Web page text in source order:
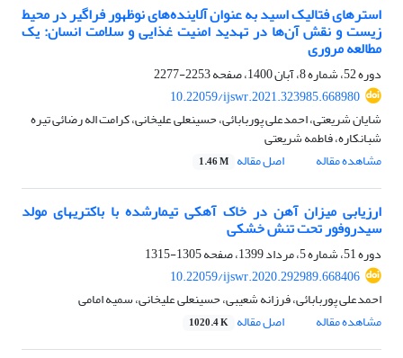
استرهای فتالیک اسید به عنوان آلاینده‌های نوظهور فراگیر در محیط
زیست و نقش آن‌ها در تهدید امنیت غذایی و سلامت انسان: یک
مطالعه مروری
دوره 52، شماره 8، آبان 1400، صفحه
2253-2277
10.22059/ijswr.2021.323985.668980
شایان شریعتی، احمدعلی پوربابائی، حسینعلی علیخانی، کرامت اله رضائی تیره
شبانکاره، فاطمه شریعتی
مشاهده مقاله
اصل مقاله 1.46 M
ارزیابی میزان آهن در خاک‏ آهکی تیمارشده با باکتری‎های مولد
سیدروفور تحت تنش خشکی
دوره 51، شماره 5، مرداد 1399، صفحه
1305-1315
10.22059/ijswr.2020.292989.668406
احمدعلی پوربابائی، فرزانه شعیبی، حسینعلی علیخانی، سمیه امامی
مشاهده مقاله
اصل مقاله 1020.4 K